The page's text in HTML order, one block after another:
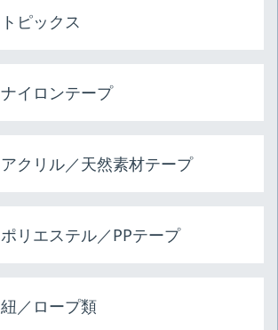
トピックス
ナイロンテープ
アクリル／天然素材テープ
ポリエステル／PPテープ
紐／ロープ類